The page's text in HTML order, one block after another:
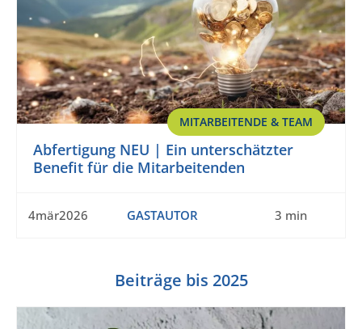
MITARBEITENDE & TEAM
Abfertigung NEU | Ein unterschätzter
Benefit für die Mitarbeitenden
4mär2026 GASTAUTOR 3 min
Beiträge bis 2025